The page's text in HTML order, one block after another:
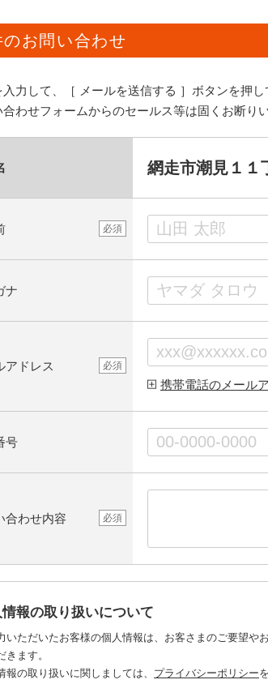
のお問い合わせ
力して、［ メールを送信する ］ボタンを押し
わせフォームからのセールス等は固くお断り
網走市潮見１１
必須
ナ
アドレス 必須
携帯電話のメール
号
合わせ内容 必須
報の取り扱いについて
いただいたお客様の個人情報は、お客さまのご要望や
きます。
報の取り扱いに関しましては、 プライバシーポリシー